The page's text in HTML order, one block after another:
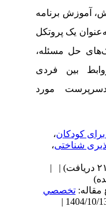
آموزش برنامه
یک پروتکل
حل مسئله،
بین فردی
مورد
کودکان،
شناختی،
| |
تخصصي
دریافت: 1404/11/13 | پذیرش: 1404/10/13 |